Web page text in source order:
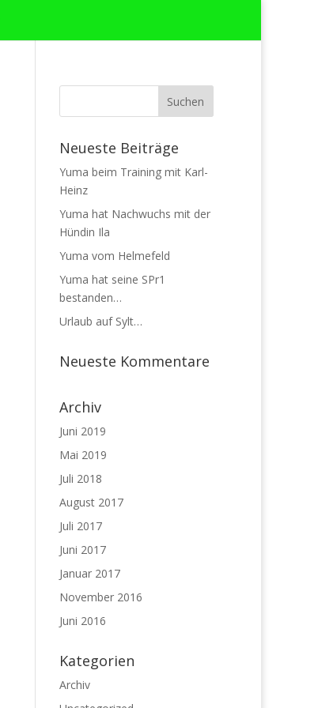
Neueste Beiträge
Yuma beim Training mit Karl-
Heinz
Yuma hat Nachwuchs mit der
Hündin Ila
Yuma vom Helmefeld
Yuma hat seine SPr1
bestanden…
Urlaub auf Sylt…
Neueste Kommentare
Archiv
Juni 2019
Mai 2019
Juli 2018
August 2017
Juli 2017
Juni 2017
Januar 2017
November 2016
Juni 2016
Kategorien
Archiv